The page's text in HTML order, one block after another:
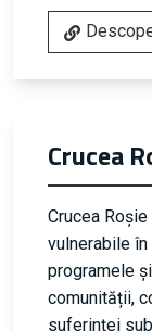
Crucea
Crucea
vulnerabile
programele
comunității,
suferinței